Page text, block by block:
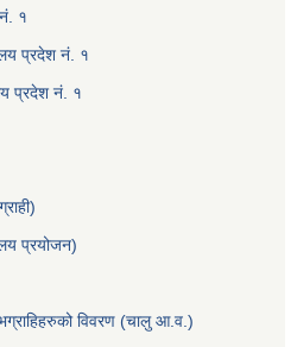
१
प्रदेश नं. १
प्रदेश नं. १
प्रयोजन)
विवरण (चालु आ.व.)